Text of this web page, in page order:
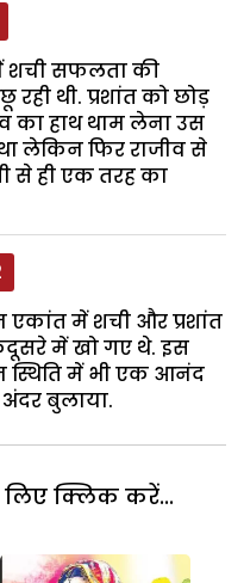
शची सफलता की
रही थी. प्रशांत को छोड़
का हाथ थाम लेना उस
लेकिन फिर राजीव से
से ही एक तरह का
में शची और प्रशांत
में खो गए थे. इस
स्थिति में भी एक आनंद
अंदर बुलाया.
क्लिक करें...